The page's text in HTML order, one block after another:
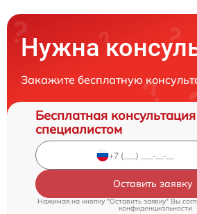
Нужна
Закажите бесплатную
Бесплатная
специалистом
Оставить заявку
Нажимая на кнопку "Оставить заявку" Вы
конфиденциальности